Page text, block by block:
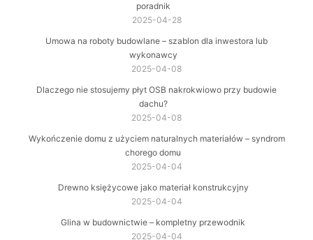
poradnik
2025-04-28
Umowa na roboty budowlane – szablon dla inwestora lub
wykonawcy
2025-04-08
Dlaczego nie stosujemy płyt OSB nakrokwiowo przy budowie
dachu?
2025-04-08
Wykończenie domu z użyciem naturalnych materiałów – syndrom
chorego domu
2025-04-04
Drewno księżycowe jako materiał konstrukcyjny
2025-04-04
Glina w budownictwie – kompletny przewodnik
2025-04-04